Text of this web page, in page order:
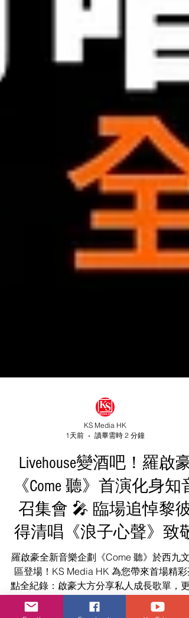
KS Media HK
1天前
讀畢需時 2 分鐘
Livehouse變酒吧！羅啟豪
《Come 聽》首演化身知音
召集會 🎤 臨場追悼黎彼
得清唱《浪子心聲》致敬
羅啟豪全新音樂企劃《Come 聽》於西九文